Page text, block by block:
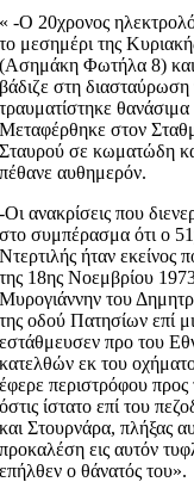
« -O 20χρονος
το μεσημέρι της
(Ασημάκη Φωτήλα 8) και
βάδιζε στη
τραυματίστηκε
Μεταφέρθηκε στον
Σταυρού σε κωματώδη
πέθανε αυθημερόν.
-Οι ανακρίσεις που
στο συμπέρασμα ότι ο
Ντερτιλής ήταν εκείνος
της 18ης Νοεμβρίου
Μυρογιάννην του
της οδού Πατησίων επί
εστάθμευσεν προ του
κατελθών εκ του
έφερε περιστρόφου
όστις ίστατο επί του
και Στουρνάρα, πλήξας
προκαλέση εις αυτόν
επήλθεν ο θάνατός του».